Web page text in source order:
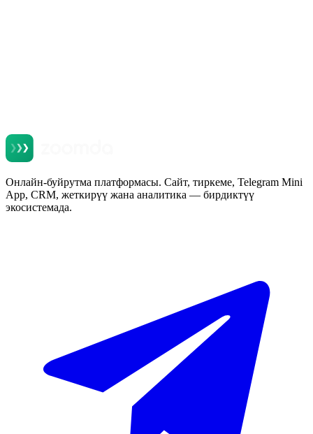
Онлайн-буйрутма платформасы. Сайт, тиркеме, Telegram Mini
App, CRM, жеткирүү жана аналитика — бирдиктүү
экосистемада.